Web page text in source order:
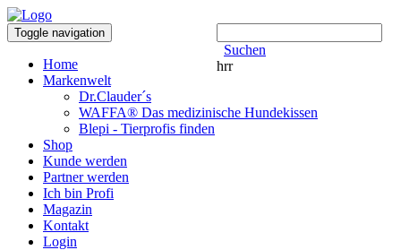
Suchen
hrr
Toggle navigation
Home
Markenwelt
Dr.Clauder´s
WAFFA® Das medizinische Hundekissen
Blepi - Tierprofis finden
Shop
Kunde werden
Partner werden
Ich bin Profi
Magazin
Kontakt
Login